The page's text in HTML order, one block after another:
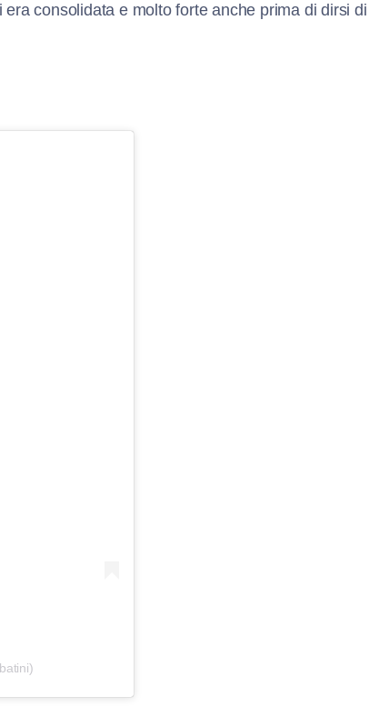
consolidata e molto forte anche prima di dirsi di